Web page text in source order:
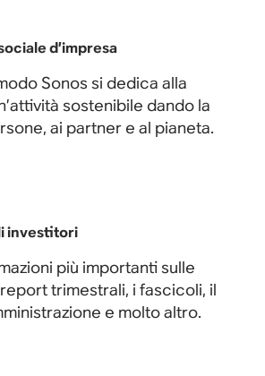
d’impresa
Sonos si dedica alla
sostenibile dando la
ai partner e al pianeta.
investitori
più importanti sulle
trimestrali, i fascicoli, il
e molto altro.